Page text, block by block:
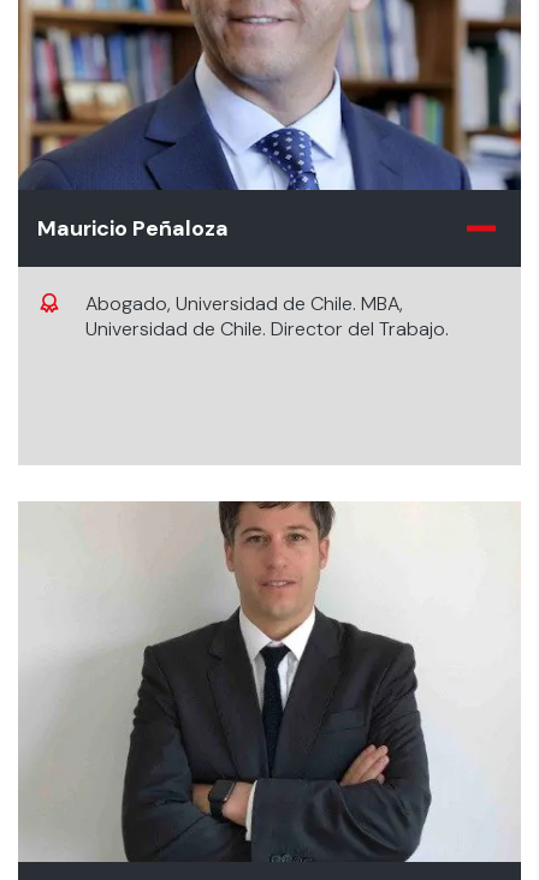
Mauricio Peñaloza
Abogado, Universidad de Chile. MBA,
Universidad de Chile. Director del Trabajo.